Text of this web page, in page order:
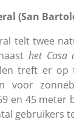
(San
telt twee
het Casa
treft er op
voor
en 45 meter
gebruikers